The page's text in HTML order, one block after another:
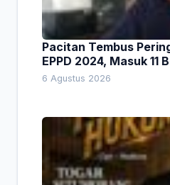
Pacitan Tembus
EPPD 2024, Masuk 11
6 Agustus 2026